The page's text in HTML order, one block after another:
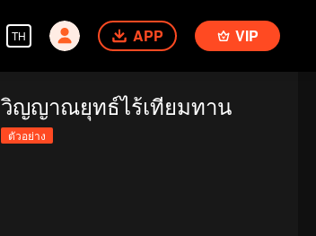
TH APP VIP
วิญญาณยุทธ์ไร้เทียมทาน
ตัวอย่าง